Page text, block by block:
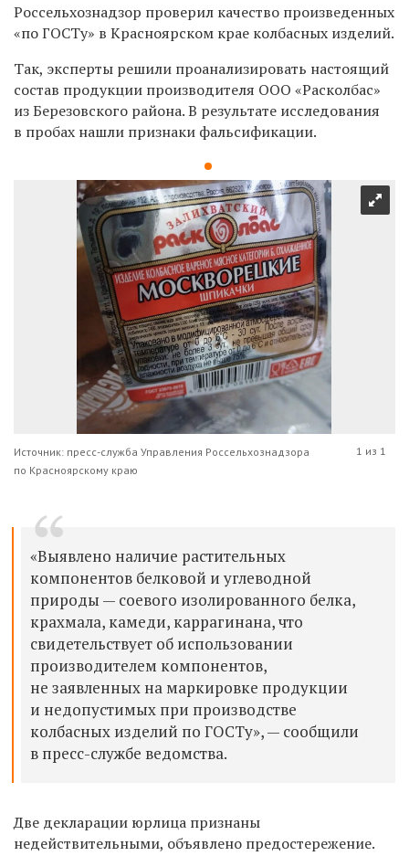
Россельхознадзор проверил качество произведенных
«по ГОСТу» в Красноярском крае колбасных изделий.
Так, эксперты решили проанализировать настоящий
состав продукции производителя ООО «Расколбас»
из Березовского района. В результате исследования
в пробах нашли признаки фальсификации.
Источник: пресс-служба Управления Россельхознадзора
по Красноярскому краю
1 из 1
«Выявлено наличие растительных
компонентов белковой и углеводной
природы — соевого изолированного белка,
крахмала, камеди, каррагинана, что
свидетельствует об использовании
производителем компонентов,
не заявленных на маркировке продукции
и недопустимых при производстве
колбасных изделий по ГОСТу», — сообщили
в пресс-службе ведомства.
Две декларации юрлица признаны
недействительными, объявлено предостережение.